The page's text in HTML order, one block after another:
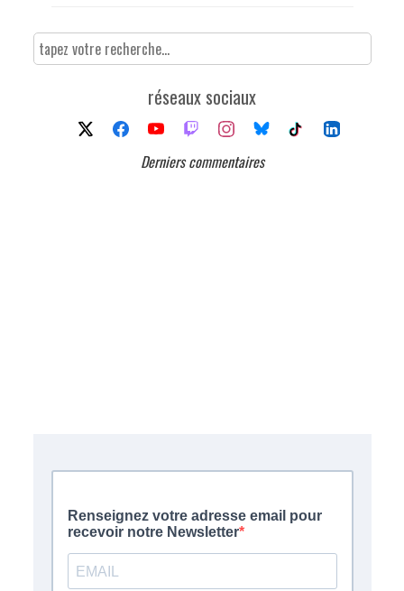
réseaux sociaux
Derniers commentaires